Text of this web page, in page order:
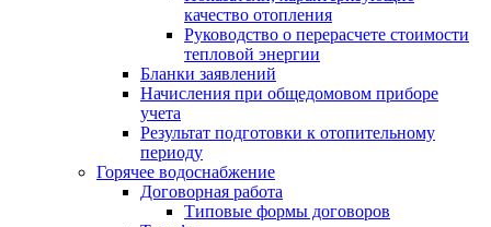
качество отопления
Руководство о перерасчете стоимости
тепловой энергии
Бланки заявлений
Начисления при общедомовом приборе
учета
Результат подготовки к отопительному
периоду
Горячее водоснабжение
Договорная работа
Типовые формы договоров